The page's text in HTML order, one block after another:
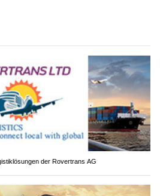
der Rovertrans AG